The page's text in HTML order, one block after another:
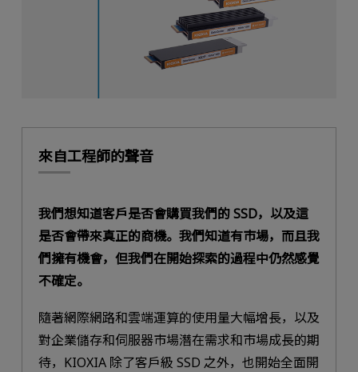
來自工程師的聲音
我們想知道客戶是否會購買我們的 SSD，以及這
是否會帶來真正的商機。我們知道有市場，而且我
們擁有機會，但我們在開始探索的過程中仍然感覺
不確定。
隨著網際網路和雲端運算的使用量大幅增長，以及
對企業儲存和伺服器市場潛在需求和市場成長的期
待，KIOXIA 除了客戶級 SSD 之外，也開始全面開